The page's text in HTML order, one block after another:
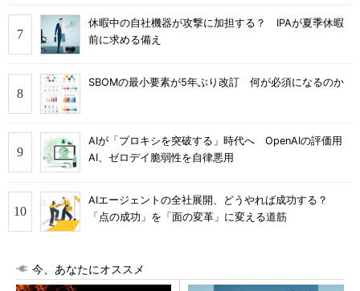
休暇中の自社機器が攻撃に加担する？ IPAが夏季休暇
前に求める備え
SBOMの最小要素が5年ぶり改訂 何が必須になるのか
AIが「プロキシを突破する」時代へ OpenAIの評価用
AI、ゼロデイ脆弱性を自律悪用
AIエージェントの全社展開、どうやれば成功する？
「点の成功」を「面の変革」に変える道筋
今、あなたにオススメ